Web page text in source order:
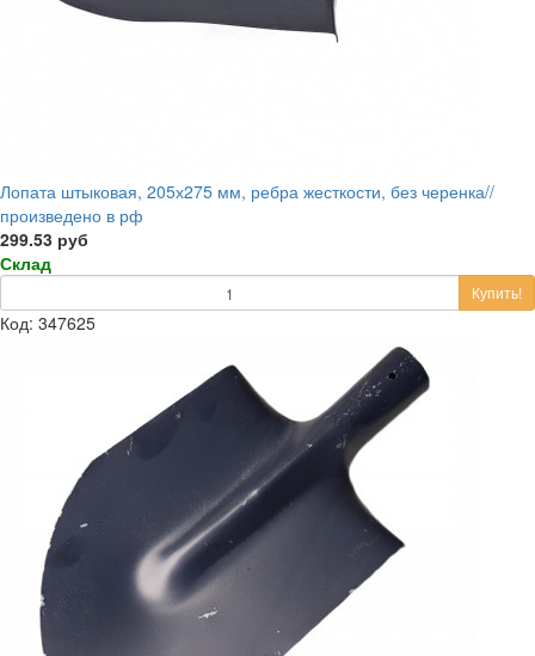
Лопата штыковая, 205х275 мм, ребра жесткости, без черенка//
произведено в рф
299.53 руб
Склад
Купить!
Код: 347625